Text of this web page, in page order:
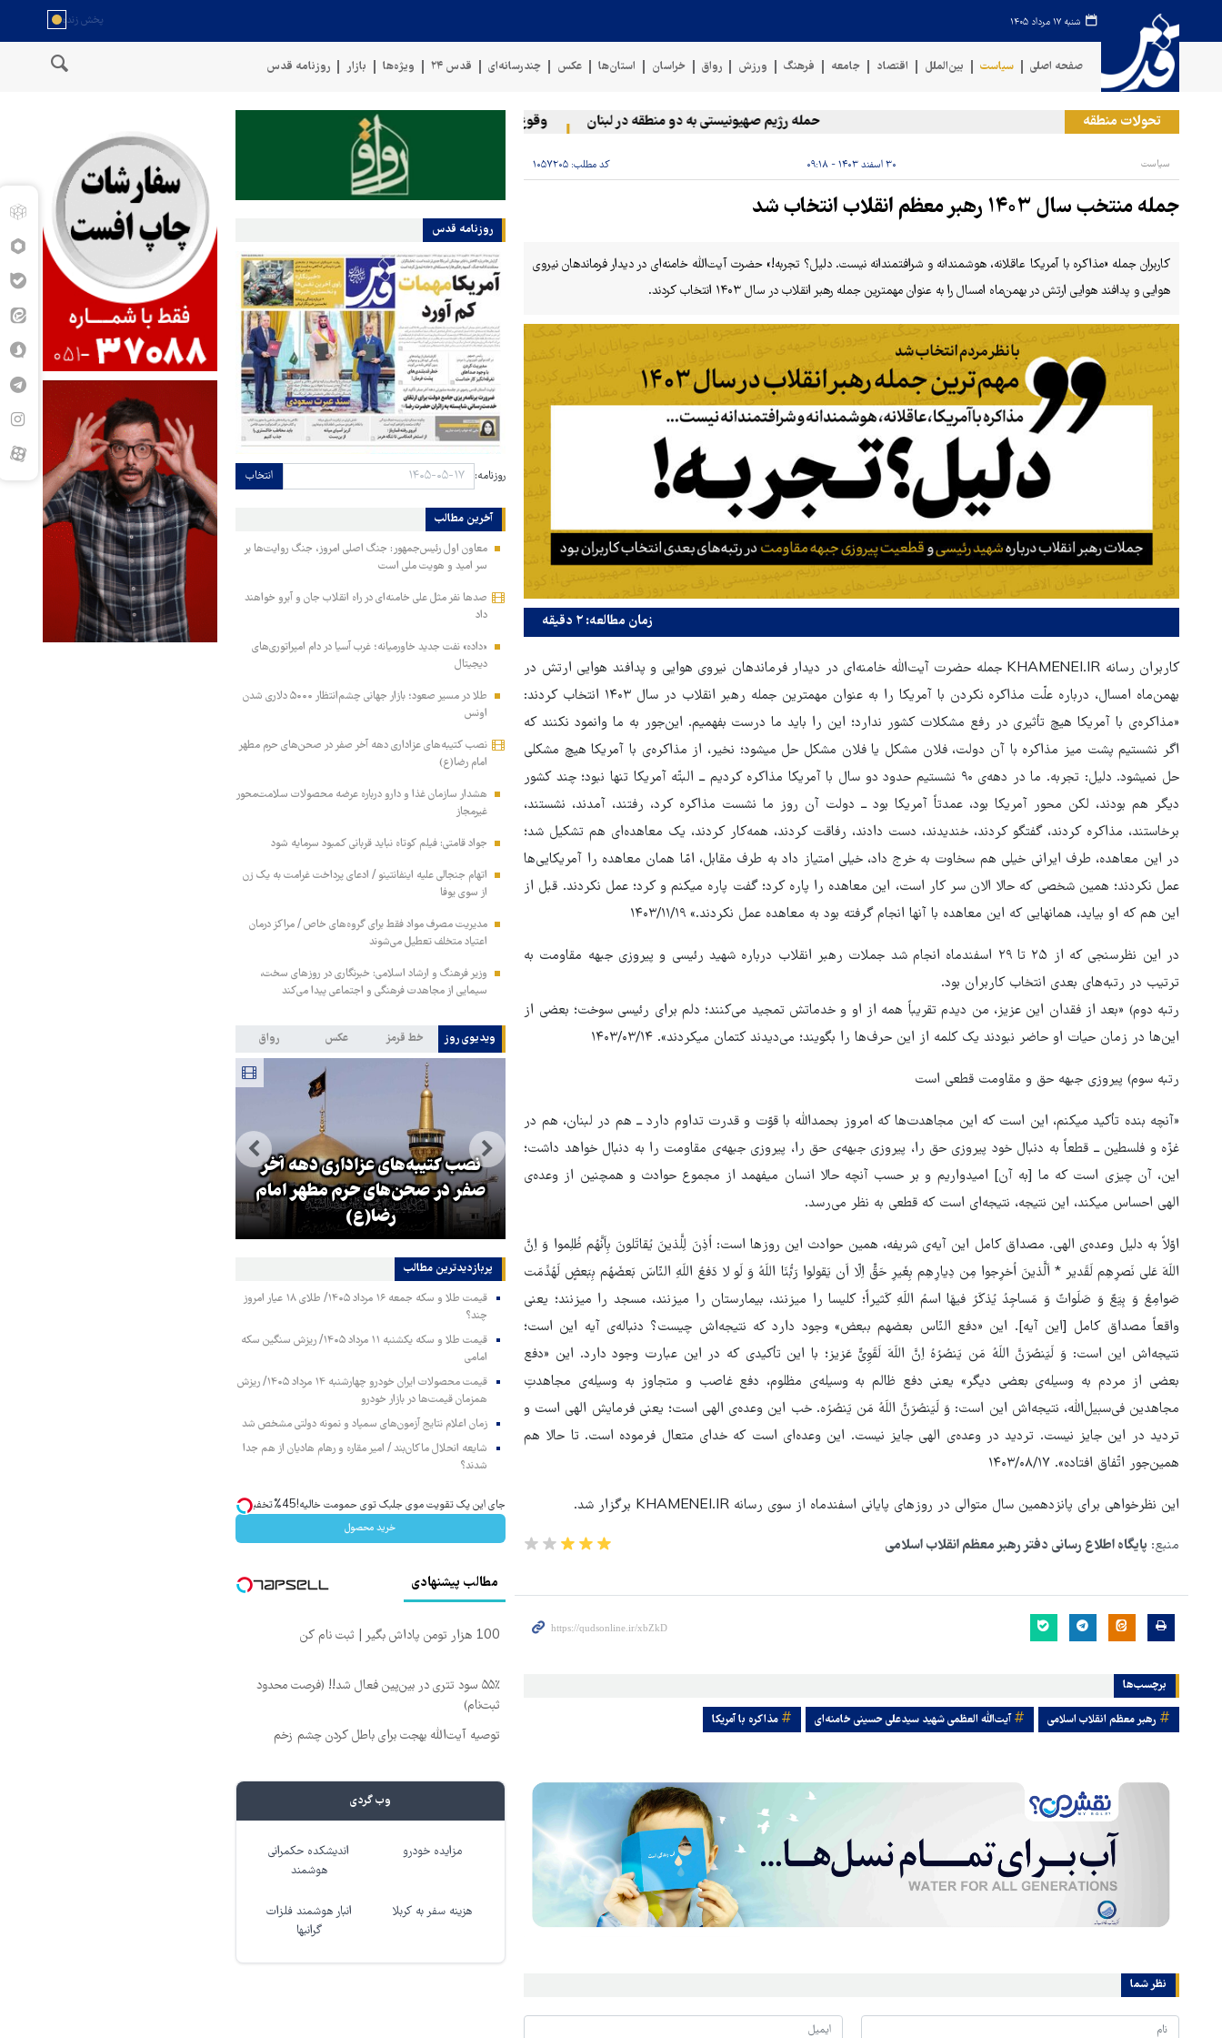
شنبه ۱۷ مرداد ۱۴۰۵
صفحه اصلی سیاست بین‌الملل اقتصاد جامعه فرهنگ ورزش رواق خراسان استان‌ها عکس چندرسانه‌ای قدس ۲۴ ویژه‌ها بازار روزنامه قدس
تحولات منطقه حمله رژیم صهیونیستی به دو منطقه در لبنان وقوع حادثه دریایی در سواحل عمان
سیاست ۳۰ اسفند ۱۴۰۳ - ۰۹:۱۸ کد مطلب: ۱۰۵۷۲۰۵
جمله منتخب سال ۱۴۰۳ رهبر معظم انقلاب انتخاب شد
کاربران جمله «مذاکره با آمریکا عاقلانه، هوشمندانه و شرافتمندانه نیست. دلیل؟ تجربه!» حضرت آیت‌الله خامنه‌ای در دیدار فرماندهان نیروی
هوایی و پدافند هوایی ارتش در بهمن‌ماه امسال را به عنوان مهمترین جمله‌ رهبر انقلاب در سال ۱۴۰۳ انتخاب کردند.
زمان مطالعه: ۲ دقیقه
کاربران رسانه KHAMENEI.IR جمله حضرت آیت‌الله خامنه‌ای در دیدار فرماندهان نیروی هوایی و پدافند هوایی ارتش در
بهمن‌ماه امسال، درباره علّت مذاکره نکردن با آمریکا را به عنوان مهمترین جمله‌ رهبر انقلاب در سال ۱۴۰۳ انتخاب کردند:
«مذاکره‌ی با آمریکا هیچ تأثیری در رفع مشکلات کشور ندارد؛ این را باید ما درست بفهمیم. این‌جور به ما وانمود نکنند که
اگر نشستیم پشت میز مذاکره با آن دولت، فلان مشکل یا فلان مشکل حل میشود؛ نخیر، از مذاکره‌ی با آمریکا هیچ مشکلی
حل نمیشود. دلیل: تجربه. ما در دهه‌ی ۹۰ نشستیم حدود دو سال با آمریکا مذاکره کردیم ــ البتّه آمریکا تنها نبود؛ چند کشور
دیگر هم بودند، لکن محور آمریکا بود، عمدتاً آمریکا بود ــ دولت آن روز ما نشست مذاکره کرد، رفتند، آمدند، نشستند،
برخاستند، مذاکره کردند، گفتگو کردند، خندیدند، دست دادند، رفاقت کردند، همه‌کار کردند، یک معاهده‌ای هم تشکیل شد؛
در این معاهده، طرف ایرانی خیلی هم سخاوت به خرج داد، خیلی امتیاز داد به طرف مقابل، امّا همان معاهده را آمریکایی‌ها
عمل نکردند؛ همین شخصی که حالا الان سر کار است، این معاهده را پاره کرد؛ گفت پاره میکنم و کرد؛ عمل نکردند. قبل از
این هم که او بیاید، همانهایی که این معاهده با آنها انجام گرفته بود به معاهده عمل نکردند.» ۱۴۰۳/۱۱/۱۹
در این نظرسنجی که از ۲۵ تا ۲۹ اسفندماه انجام شد جملات رهبر انقلاب درباره شهید رئیسی و پیروزی جبهه مقاومت به
ترتیب در رتبه‌های بعدی انتخاب کاربران بود.
رتبه دوم) «بعد از فقدان این عزیز، من دیدم تقریباً همه‌ از او و خدماتش تمجید می‌کنند؛ دلم برای رئیسی سوخت؛ بعضی از
این‌ها در زمان حیات او حاضر نبودند یک کلمه از این حرف‌ها را بگویند؛ می‌دیدند کتمان میکردند». ۱۴۰۳/۰۳/۱۴
رتبه سوم) پیروزی جبهه حق و مقاومت قطعی است
«آنچه بنده تأکید میکنم، این است که این مجاهدت‌ها که امروز بحمدالله با قوّت و قدرت تداوم دارد ــ هم در لبنان، هم در
غزّه و فلسطین ــ قطعاً به دنبال خود پیروزی حق را، پیروزی جبهه‌ی حق را، پیروزی جبهه‌ی مقاومت را به دنبال خواهد داشت؛
این، آن چیزی است که ما [به آن] امیدواریم و بر حسب آنچه حالا انسان میفهمد از مجموع حوادث و همچنین از وعده‌ی
الهی احساس میکند، این نتیجه، نتیجه‌ای است که قطعی به نظر می‌رسد.
اوّلاً به دلیل وعده‌ی الهی. مصداق کامل این آیه‌ی شریفه، همین حوادث این روزها است: اُذِنَ لِلَّذینَ یُقاتَلونَ بِاَنَّهُم ظُلِموا وَ اِنَّ
اللَهَ عَلی‌ نَصرِهِم لَقَدیر * اَلَّذینَ اُخرِجوا مِن دِیارِهِم بِغَیرِ حَقٍّ اِلّا اَن یَقولوا رَبُّنَا اللَهُ وَ لَو لا دَفعُ اللَهِ النّاسَ بَعضَهُم بِبَعضٍ لَهُدِّمَت
صَوامِعُ وَ بِیَعٌ وَ صَلَواتٌ وَ مَساجِدُ یُذکَرُ فیهَا اسمُ اللَهِ کَثیراً؛ کلیسا را میزنند، بیمارستان را میزنند، مسجد را میزنند؛ یعنی
واقعاً مصداق کامل [این آیه]. این «دفع النّاس بعضهم ببعض» وجود دارد که نتیجه‌اش چیست؟ دنباله‌ی آیه این است؛
نتیجه‌اش این است: وَ لَیَنصُرَنَّ اللَهُ مَن یَنصُرُهُ اِنَّ اللَهَ لَقَوِیٌّ عَزیز؛ با این تأکیدی که در این عبارت وجود دارد. این «دفع
بعضی از مردم به وسیله‌ی بعضی دیگر» یعنی دفع ظالم به وسیله‌ی مظلوم، دفع غاصب و متجاوز به وسیله‌ی مجاهدتِ
مجاهدین فی‌سبیل‌الله، نتیجه‌اش این است: وَ لَیَنصُرَنَّ اللَهُ مَن یَنصُرُه. خب این وعده‌ی الهی است؛ یعنی فرمایش الهی است و
تردید در این جایز نیست. تردید در وعده‌ی الهی جایز نیست. این وعده‌ای است که خدای متعال فرموده است. تا حالا هم
همین‌جور اتّفاق افتاده». ۱۴۰۳/۰۸/۱۷
این نظرخواهی برای پانزدهمین سال متوالی در روزهای پایانی اسفندماه از سوی رسانه KHAMENEI.IR برگزار شد.
منبع: پایگاه اطلاع رسانی دفتر رهبر معظم انقلاب اسلامی
برچسب‌ها
رهبر معظم انقلاب اسلامی آیت‌الله العظمی شهید سیدعلی حسینی خامنه‌ای مذاکره با آمریکا
نظر شما
روزنامه قدس
روزنامه: انتخاب
آخرین مطالب
معاون اول رئیس‌جمهور: جنگ اصلی امروز، جنگ روایت‌ها بر
سر امید و هویت ملی است
صدها نفر مثل علی خامنه‌ای در راه انقلاب جان و آبرو خواهند
داد
«داده» نفت جدید خاورمیانه؛ غرب آسیا در دام امپراتوری‌های
دیجیتال
طلا در مسیر صعود؛ بازار جهانی چشم‌انتظار ۵۰۰۰ دلاری شدن
اونس
نصب کتیبه‌های عزاداری دهه آخر صفر در صحن‌های حرم مطهر
امام رضا(ع)
هشدار سازمان غذا و دارو درباره عرضه محصولات سلامت‌محور
غیرمجاز
جواد قامتی: فیلم کوتاه نباید قربانی کمبود سرمایه شود
اتهام جنجالی علیه اینفانتینو / ادعای پرداخت غرامت به یک زن
از سوی یوفا
مدیریت مصرف مواد فقط برای گروه‌های خاص / مراکز درمان
اعتیاد متخلف تعطیل می‌شوند
وزیر فرهنگ و ارشاد اسلامی: خبرنگاری در روزهای سخت،
سیمایی از مجاهدت فرهنگی و اجتماعی پیدا می‌کند
ویدیوی روز خط قرمز عکس رواق
ترامپ نماد فساد، اقتدارگرایی و
جنگ‌طلبی است!
صدها نفر مثل علی خامنه‌ای در راه
نصب کتیبه‌های عزاداری دهه آخر
صفر در صحن‌های حرم مطهر امام
رضا(ع)
پربازدیدترین‌ مطالب
قیمت طلا و سکه جمعه ۱۶ مرداد ۱۴۰۵/ طلای ۱۸ عیار امروز
چند؟
قیمت طلا و سکه یکشنبه ۱۱ مرداد ۱۴۰۵/ ریزش سنگین سکه
امامی
قیمت محصولات ایران خودرو چهارشنبه ۱۴ مرداد ۱۴۰۵/ ریزش
همزمان قیمت‌ها در بازار خودرو
زمان اعلام نتایج آزمون‌های سمپاد و نمونه دولتی مشخص شد
شایعه انحلال ماکان‌بند / امیر مقاره و رهام هادیان از هم جدا
شدند؟
جای این پک تقویت موی جلبک توی حمومت خالیه!45%تخفیف
خرید محصول
مطالب پیشنهادی
100 هزار تومن پاداش بگیر | ثبت نام کن
۵۵٪ سود تتری در بین‌پین فعال شد!! (فرصت محدود
ثبت‌نام)
توصیه آیت‌الله بهجت برای باطل کردن چشم زخم
وب گردی
مزایده خودرو
اندیشکده حکمرانی
هوشمند
هزینه سفر به کربلا
انبار هوشمند فلزات
گرانبها